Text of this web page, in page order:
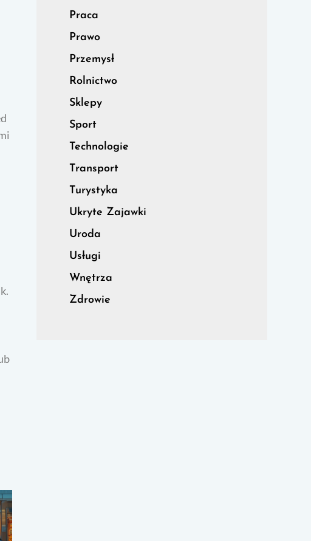
Praca
Prawo
Przemysł
Rolnictwo
Sklepy
Sport
Technologie
Transport
Turystyka
Ukryte Zajawki
Uroda
Usługi
Wnętrza
Zdrowie